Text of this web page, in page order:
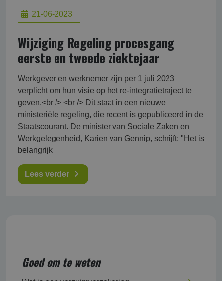
21-06-2023
Wijziging Regeling procesgang
eerste en tweede ziektejaar
Werkgever en werknemer zijn per 1 juli 2023
verplicht om hun visie op het re-integratietraject te
geven.<br /> <br /> Dit staat in een nieuwe
ministeriële regeling, die recent is gepubliceerd in de
Staatscourant. De minister van Sociale Zaken en
Werkgelegenheid, Karien van Gennip, schrijft: "Het is
belangrijk
Lees verder
Goed om te weten